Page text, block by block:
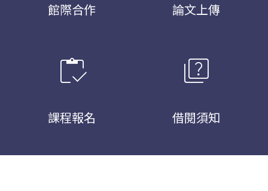
館際合作 論文上傳
inventory
課程報名
quiz
借閱須知